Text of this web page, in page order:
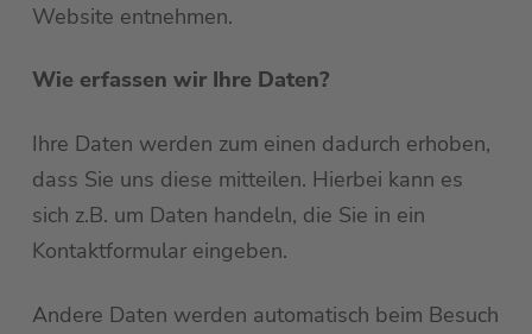
Website entnehmen.
Wie erfassen wir Ihre Daten?
Ihre Daten werden zum einen dadurch erhoben,
dass Sie uns diese mitteilen. Hierbei kann es
sich z.B. um Daten handeln, die Sie in ein
Kontaktformular eingeben.
Andere Daten werden automatisch beim Besuch